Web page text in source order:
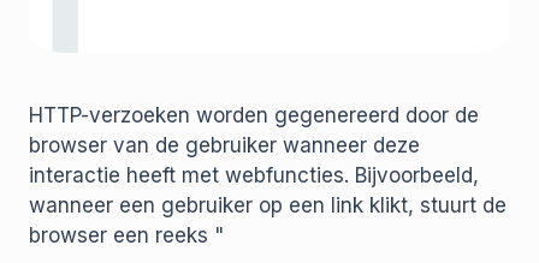
HTTP-verzoeken worden gegenereerd door de
browser van de gebruiker wanneer deze
interactie heeft met webfuncties. Bijvoorbeeld,
wanneer een gebruiker op een link klikt, stuurt de
browser een reeks "